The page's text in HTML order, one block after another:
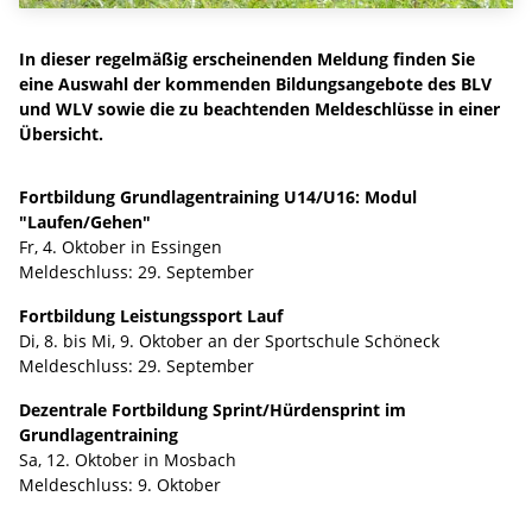
In dieser regelmäßig erscheinenden Meldung finden Sie
eine Auswahl der kommenden Bildungsangebote des BLV
und WLV sowie die zu beachtenden Meldeschlüsse in einer
Übersicht.
Fortbildung Grundlagentraining U14/U16: Modul
"Laufen/Gehen"
Fr, 4. Oktober in Essingen
Meldeschluss: 29. September
Fortbildung Leistungssport Lauf
Di, 8. bis Mi, 9. Oktober an der Sportschule Schöneck
Meldeschluss: 29. September
Dezentrale Fortbildung Sprint/Hürdensprint im
Grundlagentraining
Sa, 12. Oktober in Mosbach
Meldeschluss: 9. Oktober